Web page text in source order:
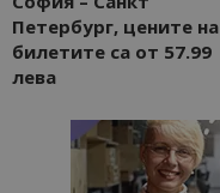
Петербург, цените на
билетите са от 57.99
лева